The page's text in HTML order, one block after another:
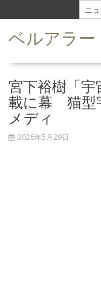
k
ベルアラー
宮下裕樹「
載に幕 猫型
メディ
2026年5月29日